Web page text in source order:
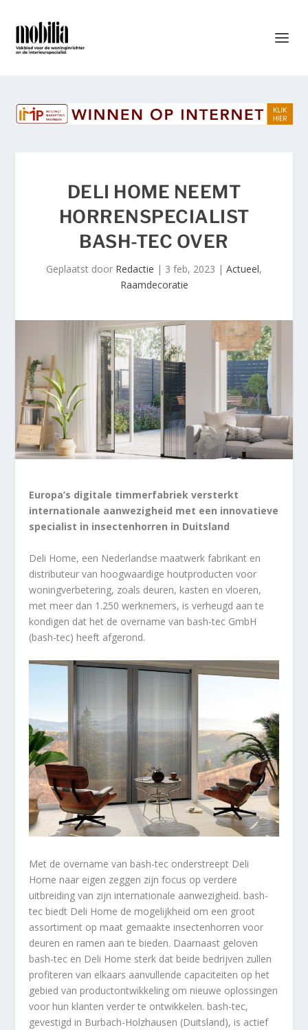
DELI HOME NEEMT
HORRENSPECIALIST
BASH-TEC OVER
Geplaatst door Redactie | 3 feb, 2023 | Actueel,
Raamdecoratie
Europa’s digitale timmerfabriek versterkt
internationale aanwezigheid met een innovatieve
specialist in insectenhorren in Duitsland
Deli Home, een Nederlandse maatwerk fabrikant en
distributeur van hoogwaardige houtproducten voor
woningverbetering, zoals deuren, kasten en vloeren,
met meer dan 1.250 werknemers, is verheugd aan te
kondigen dat het de overname van bash-tec GmbH
(bash-tec) heeft afgerond.
Met de overname van bash-tec onderstreept Deli
Home naar eigen zeggen zijn focus op verdere
uitbreiding van zijn internationale aanwezigheid. bash-
tec biedt Deli Home de mogelijkheid om een groot
assortiment op maat gemaakte insectenhorren voor
deuren en ramen aan te bieden. Daarnaast geloven
bash-tec en Deli Home sterk dat beide bedrijven zullen
profiteren van elkaars aanvullende capaciteiten op het
gebied van productontwikkeling om nieuwe oplossingen
voor hun klanten verder te ontwikkelen. bash-tec,
gevestigd in Burbach-Holzhausen (Duitsland), is actief